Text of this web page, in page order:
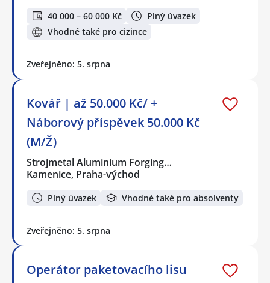
40 000 – 60 000 Kč
Plný úvazek
Vhodné také pro cizince
Zveřejněno: 5. srpna
Kovář | až 50.000 Kč/ +
Náborový příspěvek 50.000 Kč
(M/Ž)
Strojmetal Aluminium Forging…
Kamenice, Praha-východ
Plný úvazek Vhodné také pro absolventy
Zveřejněno: 5. srpna
Operátor paketovacího lisu